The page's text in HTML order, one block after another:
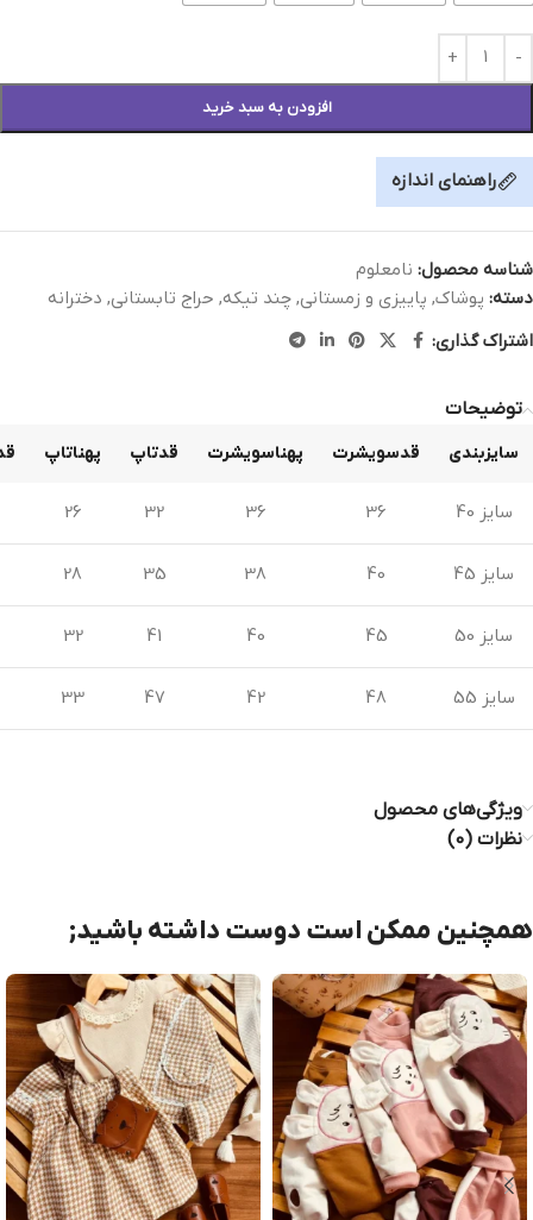
افزودن به سبد خرید
راهنمای اندازه
شناسه محصول: نامعلوم
دسته: پوشاک, پاییزی و زمستانی, چند تیکه, حراج تابستانی, دخترانه
اشتراک گذاری:
توضیحات
سایزبندی قدسویشرت پهناسویشرت قدتاپ پهناتاپ
سایز 40 36
36
32
26
سایز 45 40
38
35
28
سایز 50 45
40
41
32
سایز 55 48
42
47
33
ویژگی‌های محصول
نظرات (0)
همچنین ممکن است دوست داشته باشید;